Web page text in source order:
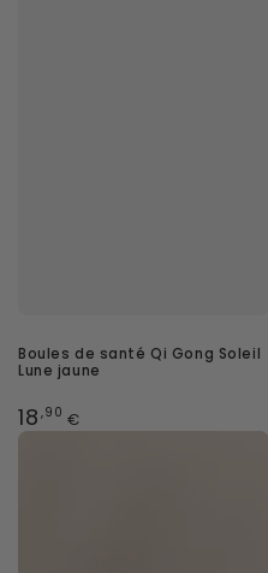
Boules de santé Qi Gong Soleil
Lune jaune
Prix
normal
18 ,90 €